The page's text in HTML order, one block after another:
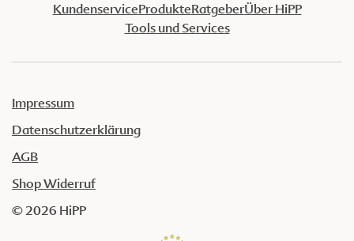
KundenserviceProdukteRatgeberÜber HiPP
Tools und Services
Impressum
Datenschutzerklärung
AGB
Shop Widerruf
© 2026 HiPP